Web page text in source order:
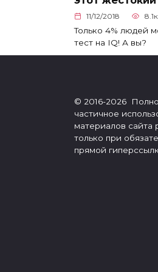
11/12/2018
Только 4% людей
тест на IQ! А вы?
© 2016-2026
частичное
материалов сайта
только при
прямой